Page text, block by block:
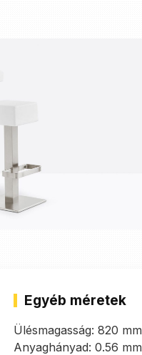
Egyéb méretek
Ülésmagasság: 820 mm
Anyaghányad: 0.56 mm